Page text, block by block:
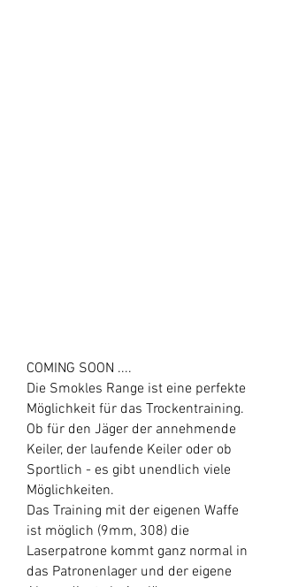
COMING SOON ....
Die Smokles Range ist eine perfekte
Möglichkeit für das Trockentraining.
Ob für den Jäger der annehmende
Keiler, der laufende Keiler oder ob
Sportlich - es gibt unendlich viele
Möglichkeiten.
Das Training mit der eigenen Waffe
ist möglich (9mm, 308) die
Laserpatrone kommt ganz normal in
das Patronenlager und der eigene